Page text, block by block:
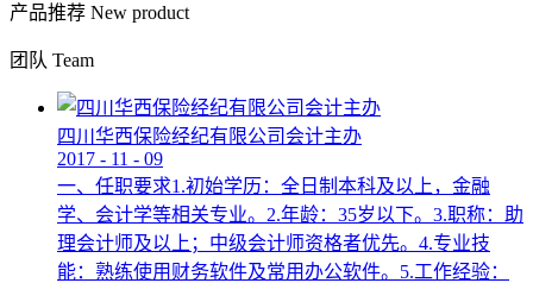
产品推荐 New product
团队 Team
四川华西保险经纪有限公司会计主办
2017 - 11 - 09
一、任职要求1.初始学历：全日制本科及以上，金融
学、会计学等相关专业。2.年龄：35岁以下。3.职称：助
理会计师及以上；中级会计师资格者优先。4.专业技
能：熟练使用财务软件及常用办公软件。5.工作经验：